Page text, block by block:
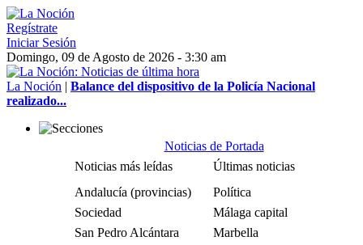
Regístrate
Iniciar Sesión
Domingo, 09 de Agosto de 2026 - 3:30 am
La Noción | Balance del dispositivo de la Policía Nacional
realizado...
Noticias de Portada
Noticias más leídas
Últimas noticias
Andalucía (provincias)
Política
Sociedad
Málaga capital
San Pedro Alcántara
Marbella